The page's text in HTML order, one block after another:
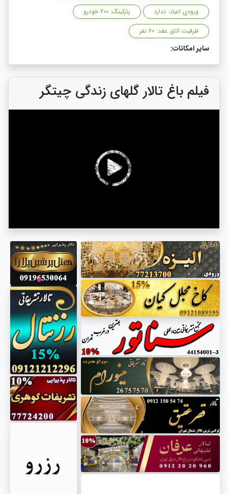
ورودی اعیاد: ندارد
پارکینگ: 200 خودرو
ظرفیت اتاق عقد: 60 نفر
سایر امکانات:
فیلم باغ تالار گلهای زندگی چیتگر